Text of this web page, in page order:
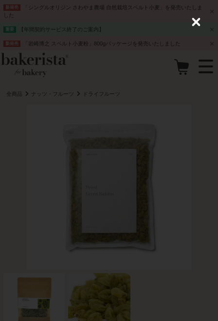
新発売
「シングルオリジン さわやま農場 自然栽培スペルト小麦」を発売いたしま
した
重要 【年間契約サービス終了のご案内】
新発売 「岩崎博之 スペルト小麦粉」800gパッケージを発売いたしました
全商品 ナッツ・フルーツ ドライフルーツ
C